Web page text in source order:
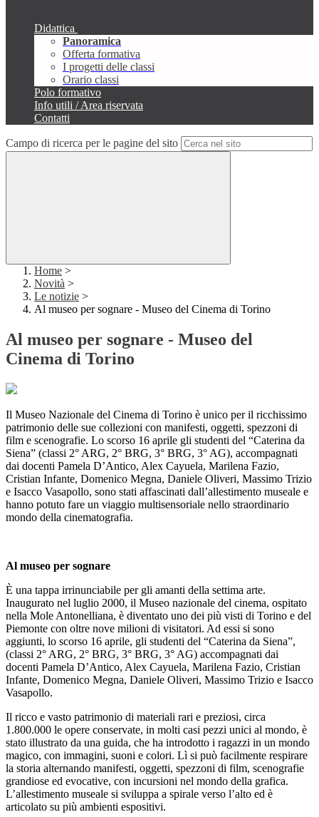
Didattica
Panoramica
Offerta formativa
I progetti delle classi
Orario classi
Polo formativo
Info utili / Area riservata
Contatti
Campo di ricerca per le pagine del sito
Home >
Novità >
Le notizie >
Al museo per sognare - Museo del Cinema di Torino
Al museo per sognare - Museo del
Cinema di Torino
Il Museo Nazionale del Cinema di Torino è unico per il ricchissimo
patrimonio delle sue collezioni con manifesti, oggetti, spezzoni di
film e scenografie. Lo scorso 16 aprile gli studenti del “Caterina da
Siena” (classi 2° ARG, 2° BRG, 3° BRG, 3° AG), accompagnati
dai docenti Pamela D’Antico, Alex Cayuela, Marilena Fazio,
Cristian Infante, Domenico Megna, Daniele Oliveri, Massimo Trizio
e Isacco Vasapollo, sono stati affascinati dall’allestimento museale e
hanno potuto fare un viaggio multisensoriale nello straordinario
mondo della cinematografia.
Al museo per sognare
È una tappa irrinunciabile per gli amanti della settima arte.
Inaugurato nel luglio 2000, il Museo nazionale del cinema, ospitato
nella Mole Antonelliana, è diventato uno dei più visti di Torino e del
Piemonte con oltre nove milioni di visitatori. Ad essi si sono
aggiunti, lo scorso 16 aprile, gli studenti del “Caterina da Siena”,
(classi 2° ARG, 2° BRG, 3° BRG, 3° AG) accompagnati dai
docenti Pamela D’Antico, Alex Cayuela, Marilena Fazio, Cristian
Infante, Domenico Megna, Daniele Oliveri, Massimo Trizio e Isacco
Vasapollo.
Il ricco e vasto patrimonio di materiali rari e preziosi, circa
1.800.000 le opere conservate, in molti casi pezzi unici al mondo, è
stato illustrato da una guida, che ha introdotto i ragazzi in un mondo
magico, con immagini, suoni e colori. Lì si può facilmente respirare
la storia alternando manifesti, oggetti, spezzoni di film, scenografie
grandiose ed evocative, con incursioni nel mondo della grafica.
L’allestimento museale si sviluppa a spirale verso l’alto ed è
articolato su più ambienti espositivi.